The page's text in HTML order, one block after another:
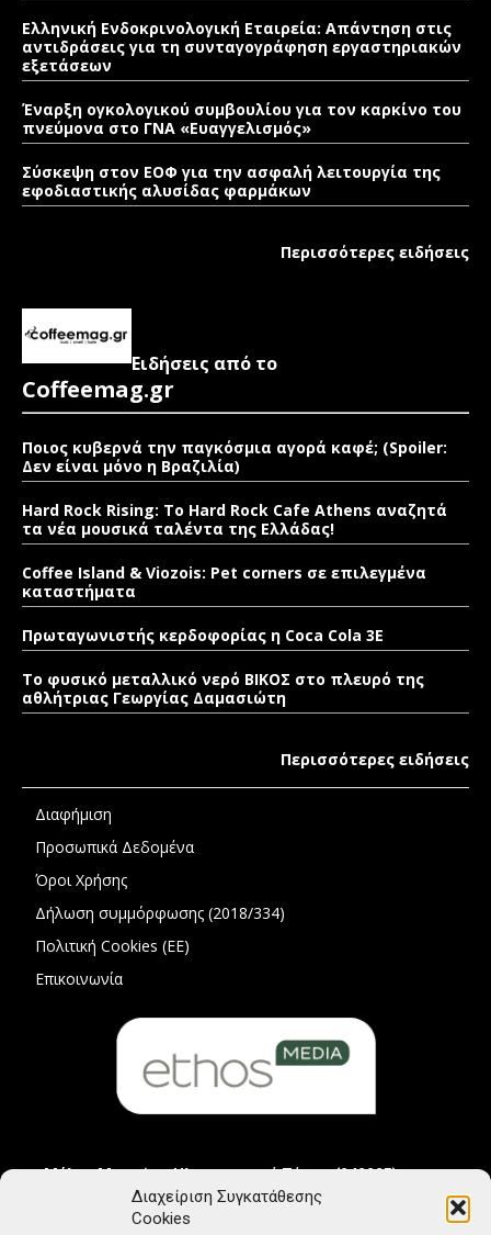
Διαχείριση Συγκατάθεσης
Cookies
Ελληνική Ενδοκρινολογική Εταιρεία: Απάντηση στις
αντιδράσεις για τη συνταγογράφηση εργαστηριακών
εξετάσεων
Έναρξη ογκολογικού συμβουλίου για τον καρκίνο του
πνεύμονα στο ΓΝΑ «Ευαγγελισμός»
Σύσκεψη στον ΕΟΦ για την ασφαλή λειτουργία της
εφοδιαστικής αλυσίδας φαρμάκων
Περισσότερες ειδήσεις
Ειδήσεις από το
Coffeemag.gr
Ποιος κυβερνά την παγκόσμια αγορά καφέ; (Spoiler:
Δεν είναι μόνο η Βραζιλία)
Hard Rock Rising: Το Hard Rock Cafe Athens αναζητά
τα νέα μουσικά ταλέντα της Ελλάδας!
Coffee Island & Viozois: Pet corners σε επιλεγμένα
καταστήματα
Πρωταγωνιστής κερδοφορίας η Coca Cola 3E
Το φυσικό μεταλλικό νερό ΒΙΚΟΣ στο πλευρό της
αθλήτριας Γεωργίας Δαμασιώτη
Περισσότερες ειδήσεις
Διαφήμιση
Προσωπικά Δεδομένα
Όροι Χρήσης
Δήλωση συμμόρφωσης (2018/334)
Πολιτική Cookies (ΕΕ)
Επικοινωνία
Μέλος Μητρώου Ηλεκτρονικού Τύπου (242225)